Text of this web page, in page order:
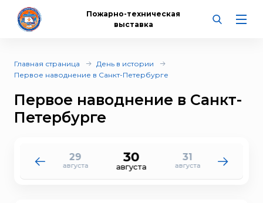
Пожарно-техническая
выставка
Главная страница
День в истории
Первое наводнение в Санкт-Петербурге
Первое наводнение в Санкт-
Петербурге
29
августа
30
августа
31
августа